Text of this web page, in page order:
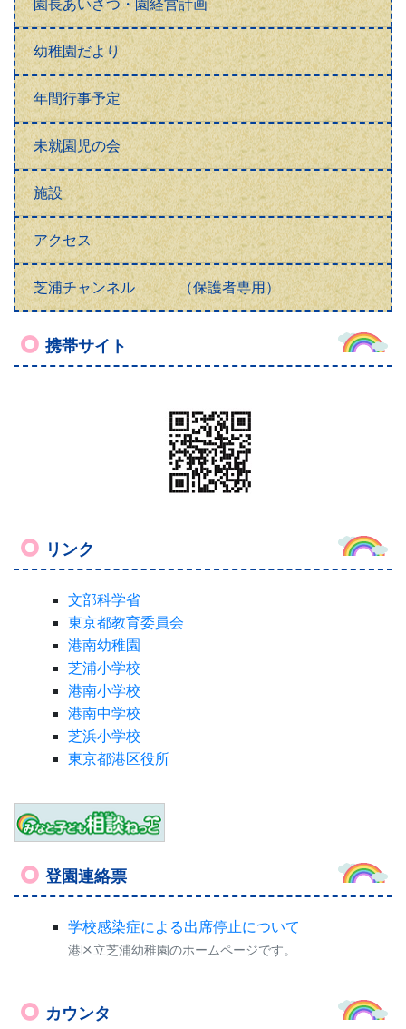
園長あいさつ・園経営計画
幼稚園だより
年間行事予定
未就園児の会
施設
アクセス
芝浦チャンネル （保護者専用）
携帯サイト
リンク
文部科学省
東京都教育委員会
港南幼稚園
芝浦小学校
港南小学校
港南中学校
芝浜小学校
東京都港区役所
登園連絡票
学校感染症による出席停止について
港区立芝浦幼稚園のホームページです。
カウンタ